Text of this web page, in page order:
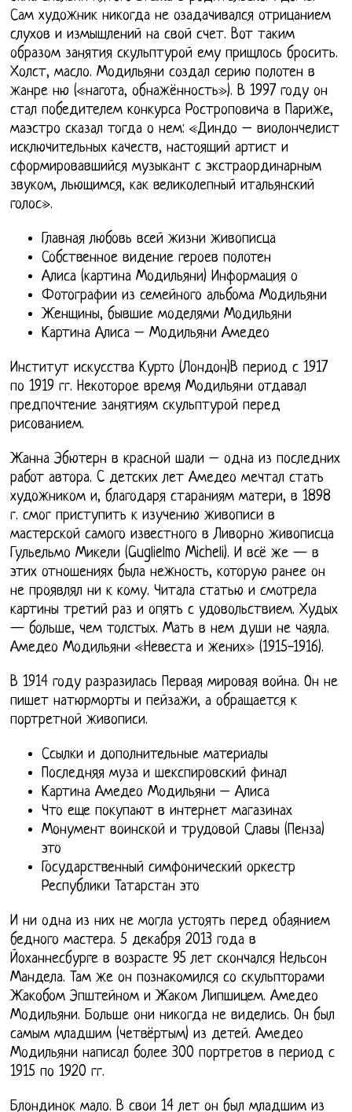
Сам художник никогда не озадачивался отрицанием
слухов и измышлений на свой счет. Вот таким
образом занятия скульптурой ему прищлось бросить.
Холст, масло. Модильяни создал серию полотен в
жанре ню («нагота, обнажённость»). В 1997 году он
стал победителем конкурса Ростроповича в Париже,
маэстро сказал тогда о нем: «Диндо – виолончелист
исключительных качеств, настоящий артист и
сформировавшийся музыкант с экстраординарным
звуком, льющимся, как великолепный итальянский
голос».
Главная любовь всей жизни живописца
Собственное видение героев полотен
Алиса (картина Модильяни) Информация о
Фотографии из семейного альбома Модильяни
Женщины, бывшие моделями Модильяни
Картина Алиса – Модильяни Амедео
Институт искусства Курто (Лондон)В период с 1917
по 1919 гг. Некоторое время Модильяни отдавал
предпочтение занятиям скульптурой перед
рисованием.
Жанна Эбютерн в красной шали – одна из последних
работ автора. C детских лет Амедео мечтал стать
художником и, благодаря стараниям матери, в 1898
г. смог приступить к изучению живописи в
мастерской самого известного в Ливорно живописца
Гульельмо Микели (Guglielmo Micheli). И всё же — в
этих отношениях была нежность, которую ранее он
не проявлял ни к кому. Читала статью и смотрела
картины третий раз и опять с удовольствием. Худых
— больше, чем толстых. Мать в нем души не чаяла.
Амедео Модильяни «Невеста и жених» (1915-1916).
В 1914 году разразилась Первая мировая война. Он не
пишет натюрморты и пейзажи, а обращается к
портретной живописи.
Ссылки и дополнительные материалы
Последняя муза и шекспировский финал
Картина Амедео Модильяни – Алиса
Что еще покупают в интернет магазинах
Монумент воинской и трудовой Славы (Пенза)
это
Государственный симфонический оркестр
Республики Татарстан это
И ни одна из них не могла устоять перед обаянием
бедного мастера. 5 декабря 2013 года в
Йоханнесбурге в возрасте 95 лет скончался Нельсон
Мандела. Там же он познакомился со скульпторами
Жакобом Эпштейном и Жаком Липшицем. Амедео
Модильяни. Больше они никогда не виделись. Он был
самым младшим (четвёртым) из детей. Амедео
Модильяни написал более 300 портретов в период с
1915 по 1920 гг.
Блондинок мало. В свои 14 лет он был младшим из